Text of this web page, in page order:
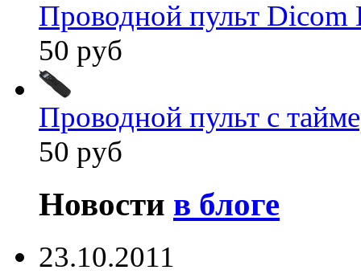
Проводной пульт
50 руб
Проводной пульт с
50 руб
Новости в блоге
23.10.2011